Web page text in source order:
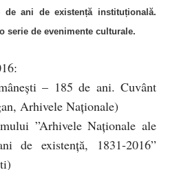
de ani de existență instituțională.
serie de evenimente culturale.
– 185 de ani. Cuvânt
Arhivele Naţionale)
”Arhivele Naţionale ale
de existenţă, 1831-2016”